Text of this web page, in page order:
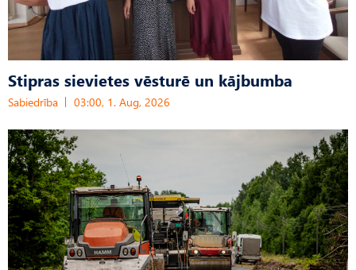
Stipras sievietes vēsturē un kājbumba
Sabiedrība 03:00, 1. Aug, 2026